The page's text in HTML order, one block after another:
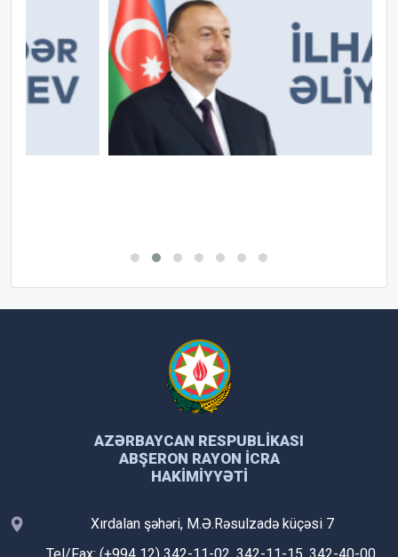
AZƏRBAYCAN RESPUBLIKASI
ABŞERON RAYON İCRA
HAKIMIYYƏTI
Xırdalan şəhəri, M.Ə.Rəsulzadə küçəsi 7